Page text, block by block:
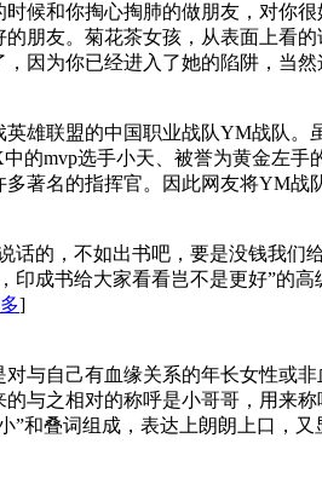
候和你掏心掏肺的做朋友，对你
朋友。菊花茶女孩，从表面上看
因为你已经进入了她的陷阱，当
雄联盟的中国职业战队YM战队
的mvp选手小天、被誉为黄金左
著名的指挥官。因此网友将YM
的，不如出书吧，要是没钱我们
印成书给大家看看岂不是更好”的
]
与自己有血缘关系的年长女性或
与之相对的称呼是小哥哥，用来
”和叠词组成，表达上朗朗上口，